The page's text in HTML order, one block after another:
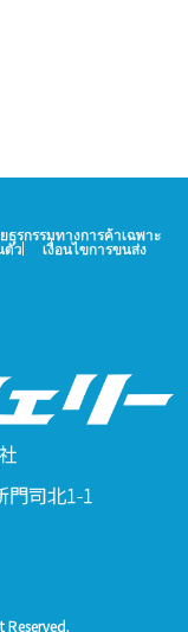
รกรรมทางการค้าเฉพาะ
ตัว เงื่อนไขการขนส่ง
門司北1-1